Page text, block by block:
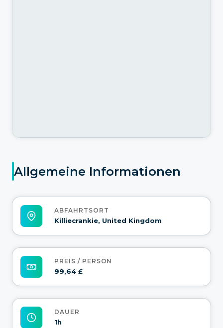
Allgemeine Informationen
ABFAHRTSORT
Killiecrankie, United Kingdom
PREIS / PERSON
99,64 £
DAUER
1h